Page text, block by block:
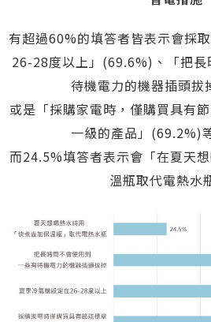
有超過60%的填答者皆表示會採
26-28度以上」(69.6%)、「把長
待機電力的機器插頭
或是「採購家電時，僅購買具有
一級的產品」(69.2%)
而24.5%填答者表示會「在夏天
溫瓶取代電熱水